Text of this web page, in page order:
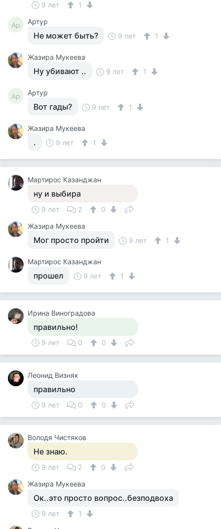
9 лет 1
Ар Артур
Не может быть? 9 лет 1
Жазира Мукеева
Ну убивают .. 9 лет 1
Ар Артур
Вот гады? 9 лет 1
Жазира Мукеева
. 9 лет 1
Мартирос Казанджан
ну и выбира
9 лет 2
0
Жазира Мукеева
Мог просто пройти 9 лет 1
Мартирос Казанджан
прошел 9 лет 1
Ирина Виноградова
правильно!
9 лет 0 0
Леонид Визняк
правильно
9 лет 0 0
Володя Чистяков
Не знаю.
9 лет 2
0
Жазира Мукеева
Ок..это просто вопрос..безподвоха
9 лет
1